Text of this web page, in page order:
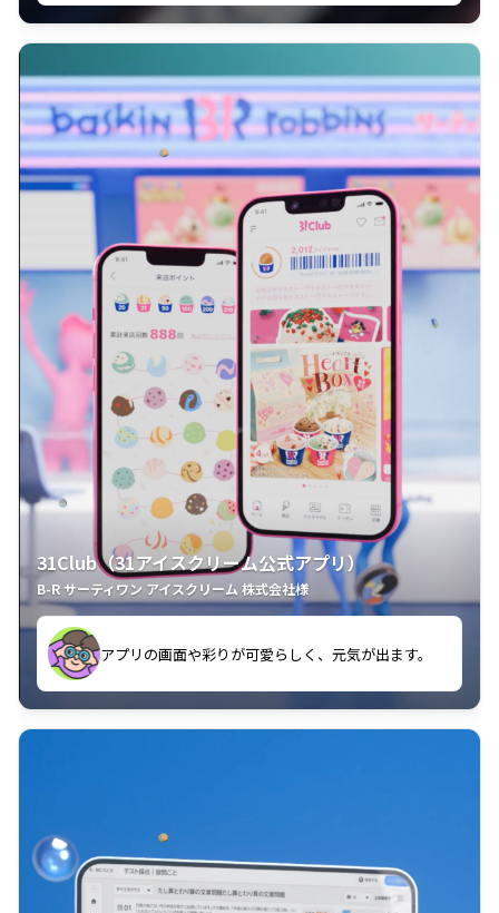
31Club（31アイスクリーム公式アプリ）
B-R サーティワン アイスクリーム 株式会社様
アプリの画面や彩りが可愛らしく、元気が出ます。
クラスごとに特典があるようなので使うのが楽しいで
す。